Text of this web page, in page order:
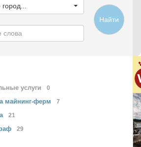
Найти
услуги 0
майнинг-ферм 7
21
29